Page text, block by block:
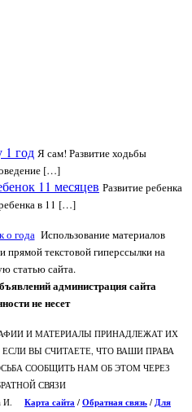
1 год Я сам! Развитие ходьбы
[…]
11 месяцев Развитие ребенка
в 11 […]
о годаИспользование материалов
прямой текстовой гиперссылки на
статью сайта.
администрация сайта
не несет
И МАТЕРИАЛЫ ПРИНАДЛЕЖАТ ИХ
ВЫ СЧИТАЕТЕ, ЧТО ВАШИ ПРАВА
СООБЩИТЬ НАМ ОБ ЭТОМ ЧЕРЕЗ
СВЯЗИ
И. Карта сайта / Обратная связь / Для